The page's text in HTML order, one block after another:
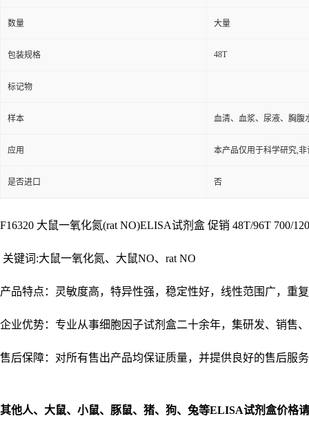
数量 大量
包装规格 48T
标记物
样本 血清、血浆、尿液、胸腹
应用 本产品仅用于科学研究,
是否进口 否
F16320 大鼠一氧化氮(rat NO)ELISA试剂盒 促销 48T/96T 700/
关键词:大鼠一氧化氮、大鼠NO、rat NO
产品特点：灵敏度高，特异性强，稳定性好，线性范围广，重
企业优势：专业从事细胞因子试剂盒二十余年，集研发、销售
售后保障：对所有售出产品均保证质量，并提供良好的售后服
其他人、大鼠、小鼠、豚鼠、猪、狗、兔等ELISA试剂盒价格